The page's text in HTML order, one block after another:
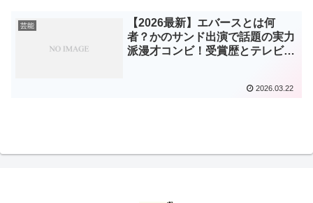
芸能
【2026最新】エバースとは何
者？かのサンド出演で話題の実力
派漫才コンビ！受賞歴とテレビ出
2026.03.22